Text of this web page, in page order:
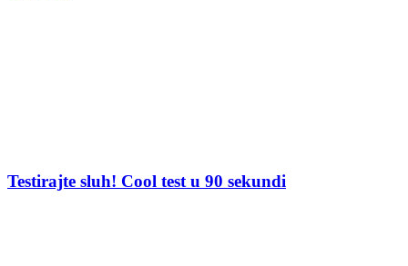
Testirajte sluh! Cool test u 90 sekundi